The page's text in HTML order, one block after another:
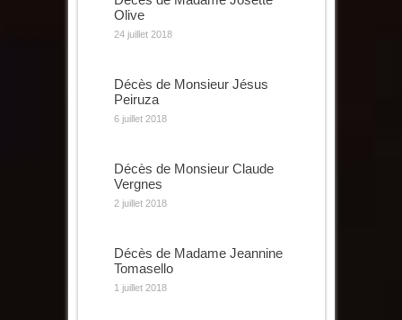
Olive
24 juillet 2018
Décès de Monsieur Jésus
Peiruza
6 juillet 2018
Décès de Monsieur Claude
Vergnes
2 juillet 2018
Décès de Madame Jeannine
Tomasello
1 juillet 2018